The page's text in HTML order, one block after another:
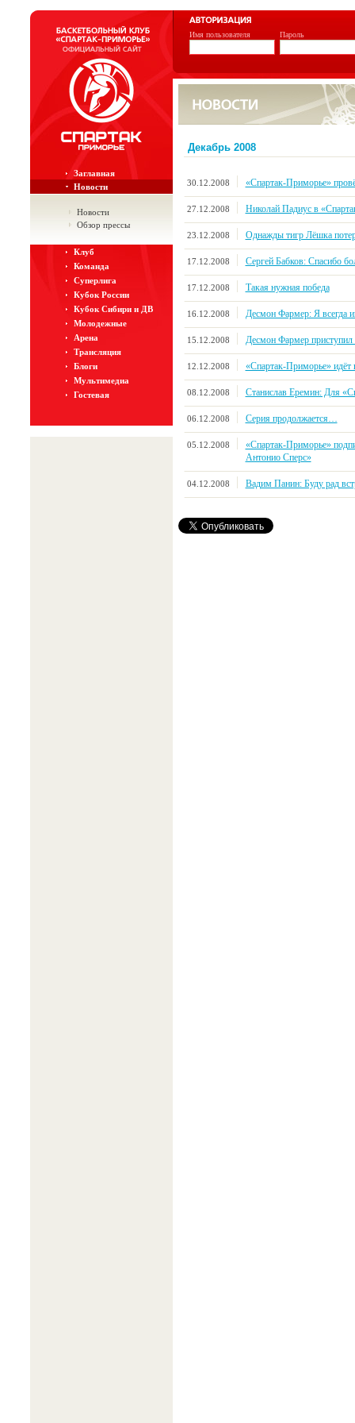
Имя пользователя Пароль
Заглавная
Новости
Новости
Обзор прессы
Клуб
Команда
Суперлига
Кубок России
Кубок Сибири и ДВ
Молодежные
Арена
Трансляция
Блоги
Мультимедиа
Гостевая
Декабрь 2008
30.12.2008 «Спартак-Приморье»
27.12.2008 Николай Падиус в
23.12.2008 Однажды тигр Лёшка
17.12.2008 Сергей Бабков: Спасибо
17.12.2008 Такая нужная победа
16.12.2008 Десмон Фармер: Я всегда
15.12.2008 Десмон Фармер приступил
12.12.2008 «Спартак-Приморье» идёт
08.12.2008 Станислав Еремин: Для
06.12.2008 Серия продолжается…
05.12.2008
«Спартак-Приморье»
Антонио Сперс»
04.12.2008 Вадим Панин: Буду рад